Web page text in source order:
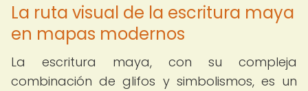
La ruta visual de la escritura maya
en mapas modernos
La escritura maya, con su compleja
combinación de glifos y simbolismos, es un